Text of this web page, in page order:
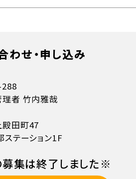
法詳細はこちら
以前
日以前 20%
わせ・申し込み
者 竹内雅哉
田町47
ステーション1F
集は終了しました※